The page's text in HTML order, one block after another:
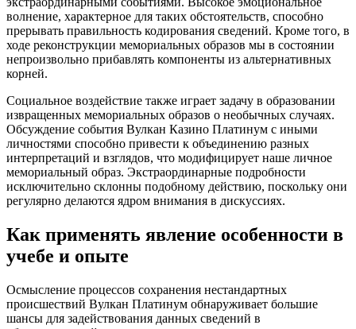
волнение, характерное для таких обстоятельств, способно
прерывать правильность кодирования сведений. Кроме того, в
ходе реконструкции мемориальных образов мы в состоянии
непроизвольно прибавлять компоненты из альтернативных
корней.
Социальное воздействие также играет задачу в образовании
извращенных мемориальных образов о необычных случаях.
Обсуждение события Вулкан Казино Платинум с иными
личностями способно привести к объединению разных
интерпретаций и взглядов, что модифицирует наше личное
мемориальный образ. Экстраординарные подробности
исключительно склонны подобному действию, поскольку они
регулярно делаются ядром внимания в дискуссиях.
Как применять явление особенности в
учебе и опыте
Осмысление процессов сохранения нестандартных
происшествий Вулкан Платинум обнаруживает большие
шансы для задействования данных сведений в